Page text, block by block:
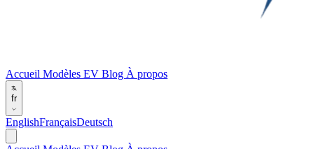
Accueil Modèles EV Blog À propos
fr
EnglishFrançaisDeutsch